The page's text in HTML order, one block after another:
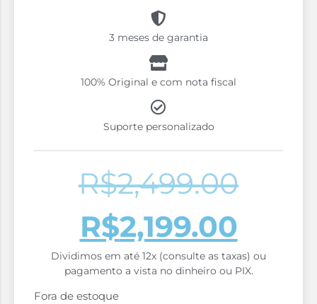
3 meses de garantia
100% Original e com nota fiscal
Suporte personalizado
R$2,499.00
R$2,199.00
Dividimos em até 12x (consulte as taxas) ou
pagamento a vista no dinheiro ou PIX.
Fora de estoque